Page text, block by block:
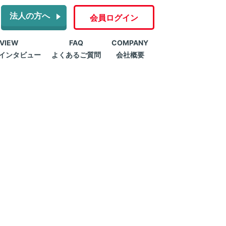
法人の方へ 会員ログイン
ンタビュー
FAQ
よくあるご質問
COMPANY
会社概要